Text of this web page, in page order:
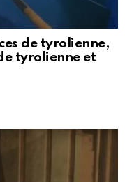
de tyrolienne,
tyrolienne et